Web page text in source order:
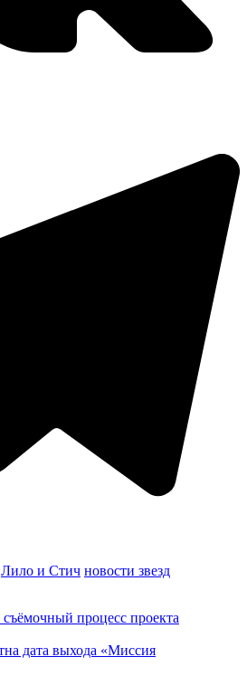
Лило и Стич новости звезд
съёмочный процесс проекта
дата выхода «Миссия